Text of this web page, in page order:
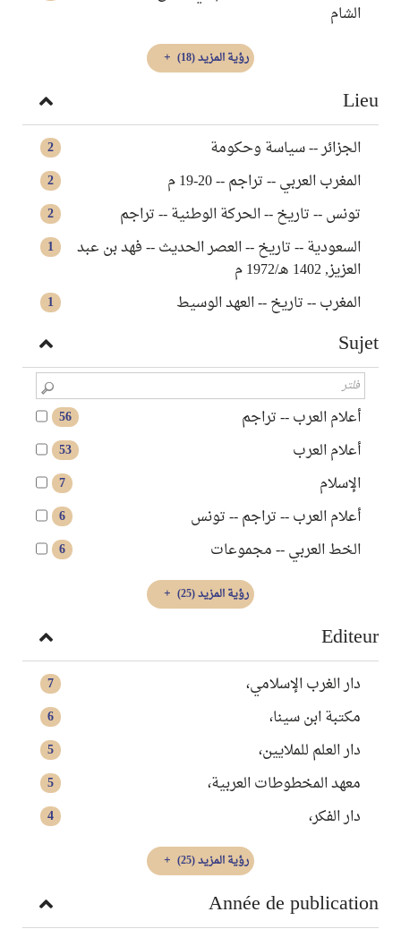
الشام
رؤية المزيد(18)
Lieu
2 الجزائر -- سياسة وحكومة
2 المغرب العربي -- تراجم -- 20-19 م
2 تونس -- تاريخ -- الحركة الوطنية -- تراجم
1
السعودية -- تاريخ -- العصر الحديث -- فهد بن عبد
العزيز, 1402 هـ/1972 م
1 المغرب‏ -- ‏تاريخ‏‏ -- ‏العهد الوسيط
Sujet
56 أعلام العرب -- تراجم
53 أعلام العرب
7 الإسلام
6 أعلام العرب -- تراجم -- تونس
6 الخط العربي -- مجموعات
رؤية المزيد(25)
Editeur
7 دار الغرب الإسلامي،
6 مكتبة ابن سينا،
5 دار العلم للملايين،
5 معهد المخطوطات العربية،
4 دار الفكر،
رؤية المزيد(25)
Année de publication